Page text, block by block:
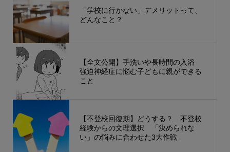
「学校に行かない」デメリットって、
どんなこと？
【全文公開】手洗いや長時間の入浴
強迫神経症に悩む子どもに親ができる
こと
【不登校回復期】どうする？ 不登校
経験からの文理選択 「決められな
い」の悩みに合わせた3大作戦